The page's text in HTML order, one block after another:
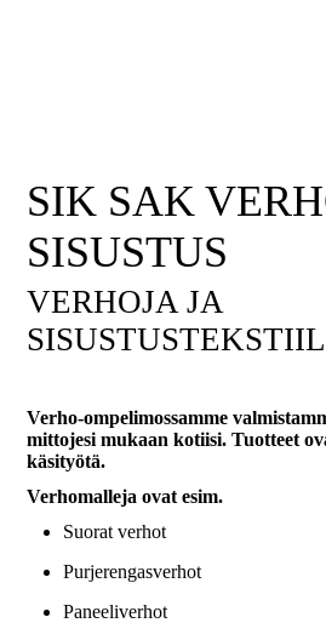
SIK SAK
SISUSTUS
VERHOJA JA
Verho-ompelimossamme
mittojesi mukaan kotiisi. Tuotteet
käsityötä.
Verhomalleja ovat esim.
Suorat verhot
Purjerengasverhot
Paneeliverhot